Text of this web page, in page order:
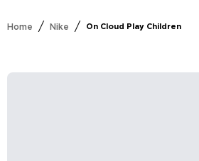
Home / Nike / On Cloud Play Children